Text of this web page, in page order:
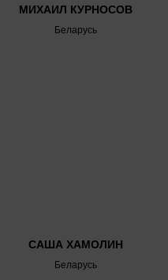
МИХАИЛ КУРНОСОВ
Беларусь
САША ХАМОЛИН
Беларусь